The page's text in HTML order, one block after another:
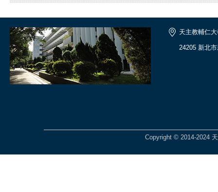
天主教輔仁
24205 新北
Copyright © 2014-2024